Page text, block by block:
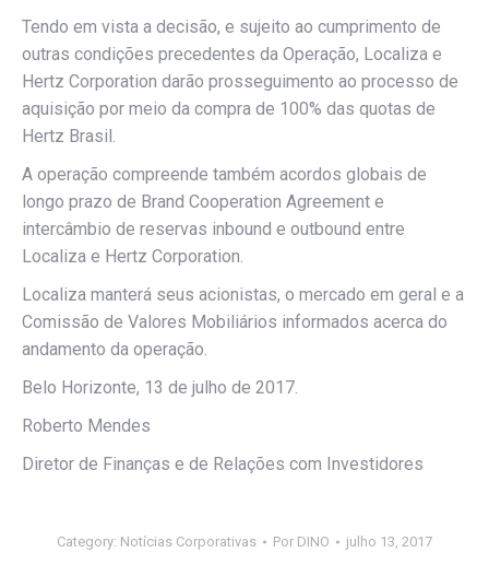
Tendo em vista a decisão, e sujeito ao cumprimento de
outras condições precedentes da Operação, Localiza e
Hertz Corporation darão prosseguimento ao processo de
aquisição por meio da compra de 100% das quotas de
Hertz Brasil.
A operação compreende também acordos globais de
longo prazo de Brand Cooperation Agreement e
intercâmbio de reservas inbound e outbound entre
Localiza e Hertz Corporation.
Localiza manterá seus acionistas, o mercado em geral e a
Comissão de Valores Mobiliários informados acerca do
andamento da operação.
Belo Horizonte, 13 de julho de 2017.
Roberto Mendes
Diretor de Finanças e de Relações com Investidores
Category: Notícias Corporativas Por DINO julho 13, 2017